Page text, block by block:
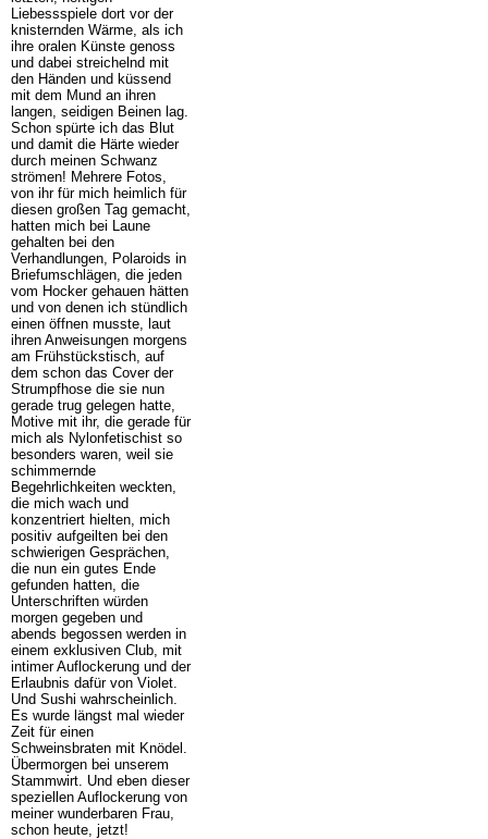
Liebessspiele dort vor der
knisternden Wärme, als ich
ihre oralen Künste genoss
und dabei streichelnd mit
den Händen und küssend
mit dem Mund an ihren
langen, seidigen Beinen lag.
Schon spürte ich das Blut
und damit die Härte wieder
durch meinen Schwanz
strömen! Mehrere Fotos,
von ihr für mich heimlich für
diesen großen Tag gemacht,
hatten mich bei Laune
gehalten bei den
Verhandlungen, Polaroids in
Briefumschlägen, die jeden
vom Hocker gehauen hätten
und von denen ich stündlich
einen öffnen musste, laut
ihren Anweisungen morgens
am Frühstückstisch, auf
dem schon das Cover der
Strumpfhose die sie nun
gerade trug gelegen hatte,
Motive mit ihr, die gerade für
mich als Nylonfetischist so
besonders waren, weil sie
schimmernde
Begehrlichkeiten weckten,
die mich wach und
konzentriert hielten, mich
positiv aufgeilten bei den
schwierigen Gesprächen,
die nun ein gutes Ende
gefunden hatten, die
Unterschriften würden
morgen gegeben und
abends begossen werden in
einem exklusiven Club, mit
intimer Auflockerung und der
Erlaubnis dafür von Violet.
Und Sushi wahrscheinlich.
Es wurde längst mal wieder
Zeit für einen
Schweinsbraten mit Knödel.
Übermorgen bei unserem
Stammwirt. Und eben dieser
speziellen Auflockerung von
meiner wunderbaren Frau,
schon heute, jetzt!